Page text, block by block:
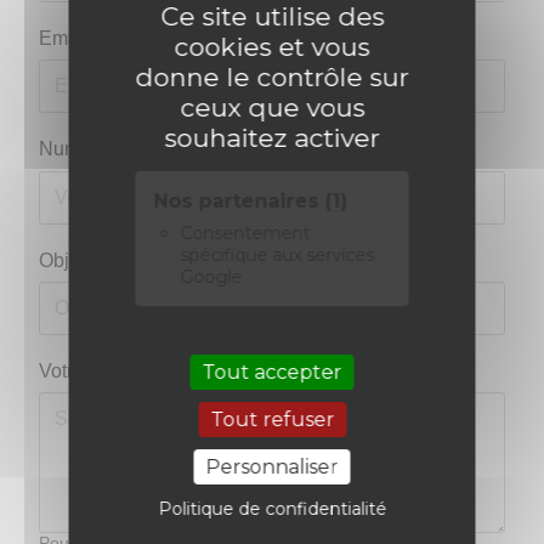
Ce site utilise des
cookies et vous
donne le contrôle sur
ceux que vous
souhaitez activer
Tout accepter
Tout refuser
Personnaliser
Politique de confidentialité
Email
Numéro de téléphone
Objet
Votre message